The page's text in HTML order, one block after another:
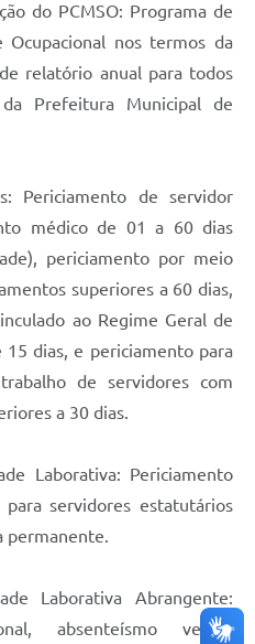
do PCMSO: Programa de
Ocupacional nos termos da
relatório anual para todos
Prefeitura Municipal de
Periciamento de servidor
médico de 01 a 60 dias
periciamento por meio
superiores a 60 dias,
ao Regime Geral de
15 dias, e periciamento para
de servidores com
a 30 dias.
Laborativa: Periciamento
servidores estatutários
permanente.
Laborativa Abrangente:
absenteísmo versus